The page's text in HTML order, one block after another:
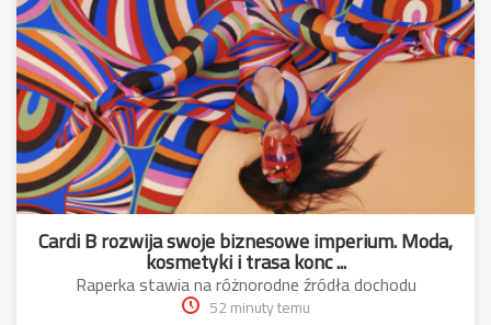
Cardi B rozwija swoje biznesowe imperium. Moda,
kosmetyki i trasa konc ...
Raperka stawia na różnorodne źródła dochodu
52 minuty temu